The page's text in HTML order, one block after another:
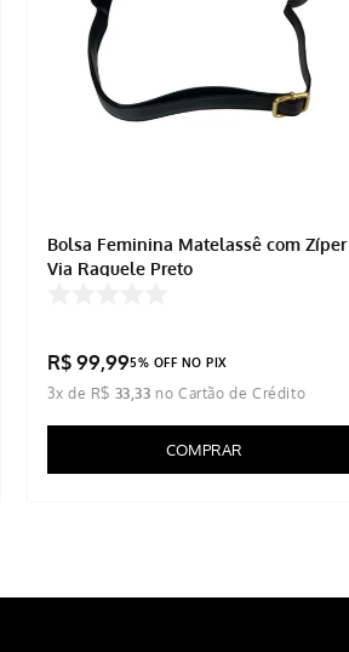
Bolsa Feminina Matelassê com Zíper
Via Raquele Preto
R$ 99,995% OFF NO PIX
3x de R$ 33 ,33
COMPRAR